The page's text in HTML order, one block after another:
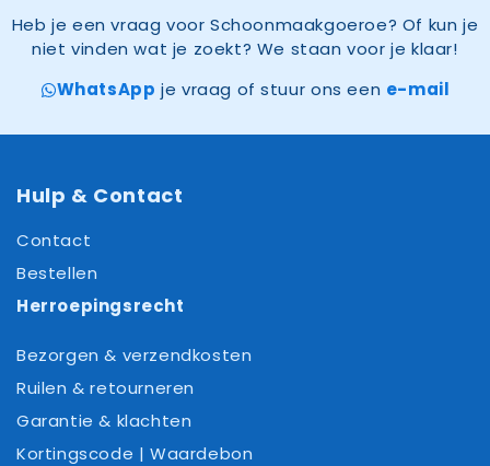
Heb je een vraag voor Schoonmaakgoeroe? Of kun je
niet vinden wat je zoekt? We staan voor je klaar!
WhatsApp je vraag of stuur ons een e-mail
Hulp & Contact
Contact
Bestellen
Herroepingsrecht
Bezorgen & verzendkosten
Ruilen & retourneren
Garantie & klachten
Kortingscode | Waardebon